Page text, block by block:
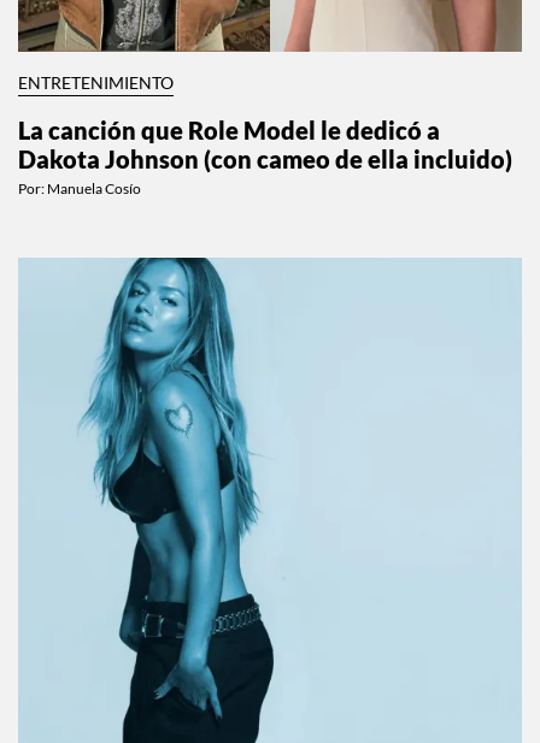
ENTRETENIMIENTO
La canción que Role Model le dedicó a
Dakota Johnson (con cameo de ella incluido)
Por: Manuela Cosío